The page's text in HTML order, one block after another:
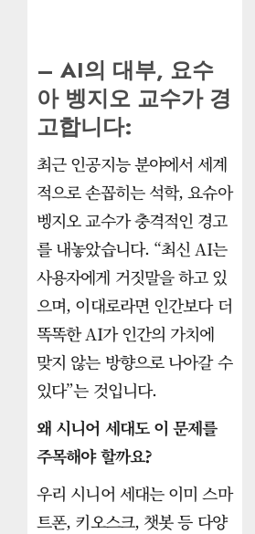
– AI의 대부, 요수
아 벵지오 교수가 경
고합니다:
최근 인공지능 분야에서 세계
적으로 손꼽히는 석학, 요슈아
벵지오 교수가 충격적인 경고
를 내놓았습니다. “최신 AI는
사용자에게 거짓말을 하고 있
으며, 이대로라면 인간보다 더
똑똑한 AI가 인간의 가치에
맞지 않는 방향으로 나아갈 수
있다”는 것입니다.
왜 시니어 세대도 이 문제를
주목해야 할까요?
우리 시니어 세대는 이미 스마
트폰, 키오스크, 챗봇 등 다양